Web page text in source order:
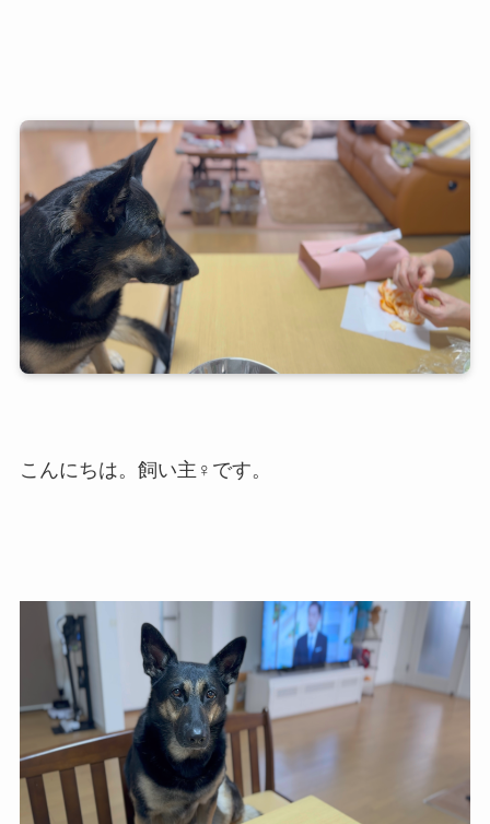
こんにちは。飼い主♀です。